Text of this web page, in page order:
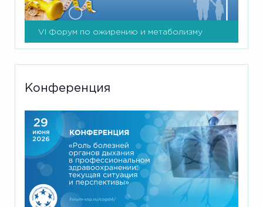
VI Форум по ожирению и метаболизму
Конференция